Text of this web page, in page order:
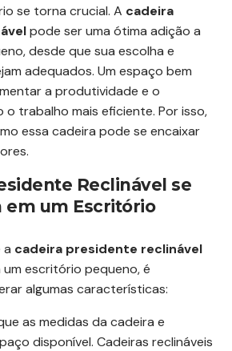
se torna crucial. A cadeira
pode ser uma ótima adição a
desde que sua escolha e
adequados. Um espaço bem
a produtividade e o
trabalho mais eficiente. Por isso,
essa cadeira pode se encaixar
Reclinável se
em um Escritório
a cadeira presidente reclinável
um escritório pequeno, é
algumas características:
as medidas da cadeira e
disponível. Cadeiras reclináveis